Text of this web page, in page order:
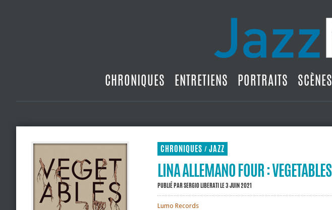
CHRONIQUES ENTRETIENS PORTRAITS SCÈNES
CHRONIQUES / JAZZ
LINA ALLEMANO FOUR : VEGETABLES
PUBLIÉ PARSERGIO LIBERATILE 3 JUIN 2021
Lumo Records